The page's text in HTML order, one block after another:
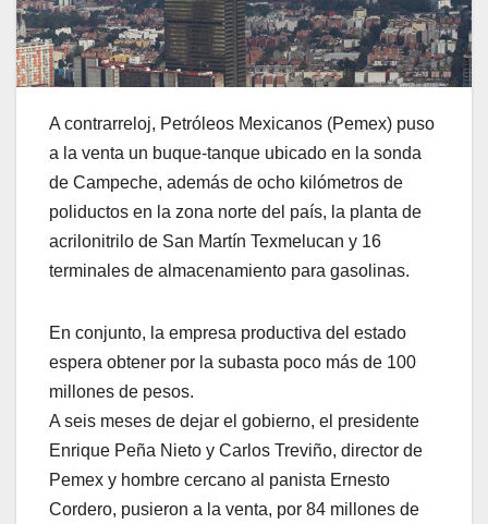
A contrarreloj, Petróleos Mexicanos (Pemex) puso
a la venta un buque-tanque ubicado en la sonda
de Campeche, además de ocho kilómetros de
poliductos en la zona norte del país, la planta de
acrilonitrilo de San Martín Texmelucan y 16
terminales de almacenamiento para gasolinas.
En conjunto, la empresa productiva del estado
espera obtener por la subasta poco más de 100
millones de pesos.
A seis meses de dejar el gobierno, el presidente
Enrique Peña Nieto y Carlos Treviño, director de
Pemex y hombre cercano al panista Ernesto
Cordero, pusieron a la venta, por 84 millones de